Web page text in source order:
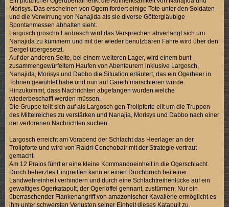
Morisys. Das erscheinen von Ogern fordert einige Tote unter den Soldaten
und die Verwirrung von Nanajida als sie diverse Göttergläubige
Spontanmessen abhalten sieht.
Largosch groscho Lardrasch wird das Versprechen abverlangt sich um
Nanajida zu kümmern und mit der wieder benutzbaren Fähre wird über den
Dergel übergesetzt.
Auf der anderen Seite, bei einem weiteren Lager, wird einem bunt
zusammengewürfeltem Haufen von Abenteurern inklusive Largosch,
Nanajida, Morisys und Dabbo die Situation erläutert, das ein Ogerheer in
Tobrien gewühtet habe und nun auf Gareth marschieren würde.
Hinzukommt, dass Nachrichten abgefangen wurden welche
wiederbeschafft werden müssen.
Die Gruppe teilt sich auf als Largosch gen Trollpforte eilt um die Truppen
des Mittelreiches zu verstärken und Nanajia, Morisys und Dabbo nach einer
der verlorenen Nachrichten suchen.
Largosch erreicht am Vorabend der Schlacht das Heerlager an der
Trollpforte und wird von Raidri Conchobair mit der Strategie vertraut
gemacht.
Am 12.Praios führt er eine kleine Kommandoeinheit in die Ogerschlacht.
Durch beherztes Eingreiffen kann er einen Durchbruch bei einer
Landwehreinheit verhindern und durch eine Schlachtreihenlücke auf ein
gewaltiges Ogerkatapult, der Ogerlöffel gennant, zustürmen. Nur ein
überraschender Flankenangriff von amazonischer Kavallerie ermöglicht es
ihm unter schwersten Verlusten seiner Einheit dieses Katapult zu